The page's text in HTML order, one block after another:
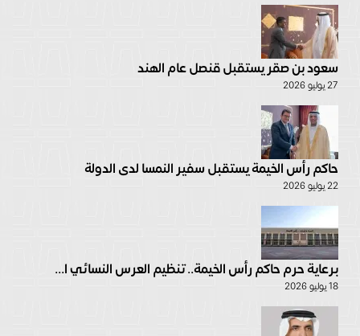
سعود بن صقر يستقبل قنصل عام الهند
27 يوليو 2026
حاكم رأس الخيمة يستقبل سفير النمسا لدى الدولة
22 يوليو 2026
برعاية حرم حاكم رأس الخيمة.. تنظيم العرس النسائي ا...
18 يوليو 2026